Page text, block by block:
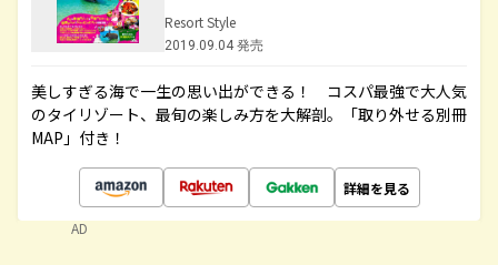
Resort Style
2019.09.04 発売
美しすぎる海で一生の思い出ができる！ コスパ最強で大人気
のタイリゾート、最旬の楽しみ方を大解剖。「取り外せる別冊
MAP」付き！
詳細を見る
AD